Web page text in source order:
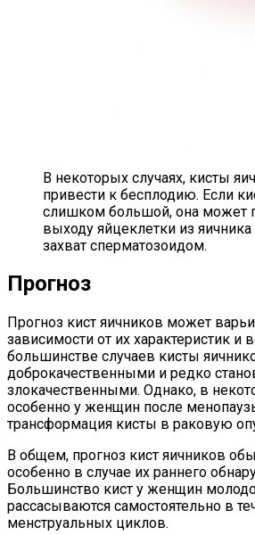
В некоторых случаях, кисты
привести к бесплодию. Если
слишком большой, она может
выходу яйцеклетки из яичника
захват сперматозоидом.
Прогноз
Прогноз кист яичников может
зависимости от их характеристик и
большинстве случаев кисты
доброкачественными и редко
злокачественными. Однако, в
особенно у женщин после
трансформация кисты в раковую
В общем, прогноз кист яичников
особенно в случае их раннего
Большинство кист у женщин
рассасываются самостоятельно в
менструальных циклов.